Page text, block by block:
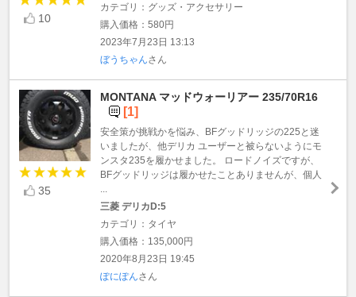
10
カテゴリ：グッズ・アクセサリー
購入価格：580円
2023年7月23日 13:13
ぼうちゃんさん
35
MONTANA マッドウォーリアー 235/70R16
[1]
安全策が挑戦かを悩み、BFグッドリッジの225と迷
いましたが、他デリカ ユーザーと被らないようにモ
ンスタ235を履かせました。 ロードノイズですが、
BFグッドリッジは履かせたことありませんが、個人
三菱 デリカD:5
カテゴリ：タイヤ
購入価格：135,000円
2020年8月23日 19:45
ぽにぽんさん